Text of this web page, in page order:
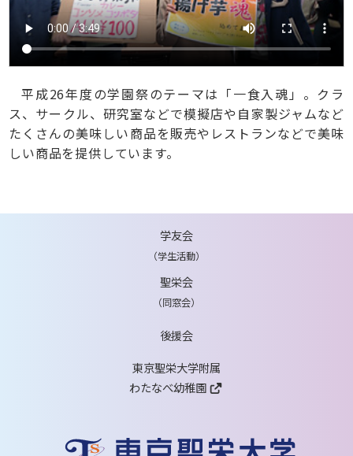
平成26年度の学園祭のテーマは「一食入魂」。クラ
ス、サークル、研究室などで模擬店や自家製ジャムなど
たくさんの美味しい商品を販売やレストランなどで美味
しい商品を提供しています。
学友会
（学生活動）
聖栄会
（同窓会）
後援会
東京聖栄大学附属
わたなべ幼稚園